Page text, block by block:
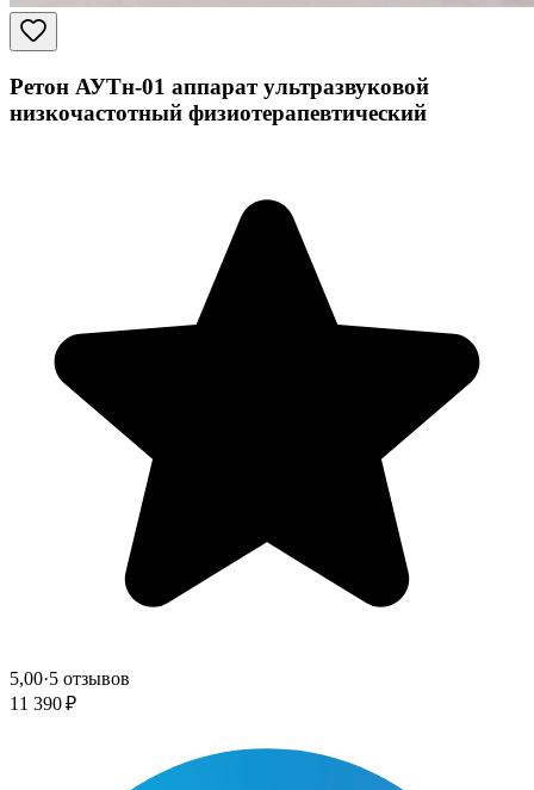
Ретон АУТн-01 аппарат ультразвуковой
низкочастотный физиотерапевтический
5,00·5 отзывов
11 390 ₽